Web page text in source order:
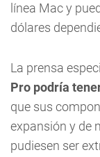
línea Mac y
dólares
La prensa
Pro podría
que sus
expansión y de
pudiesen ser